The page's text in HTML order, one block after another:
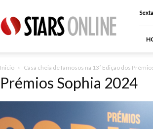
Online
Inicio Casa cheia de famosos na 13ª Edição dos
Prémios Sophia 2024